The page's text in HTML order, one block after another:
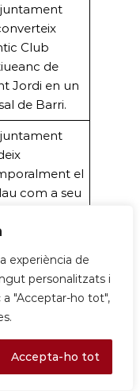
experiència de
personalitzats i
a "Acceptar-ho tot",
Accepta-ho tot
Club
de
Jordi en un
de Barri.
el
com a seu
Mental
fita que
l’ús del
cap a
i la